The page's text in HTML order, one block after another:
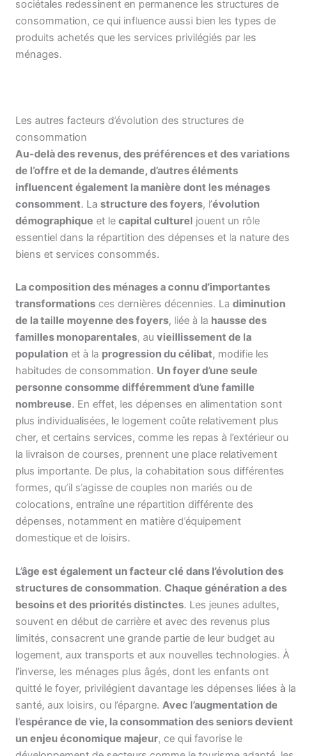
sociétales redessinent en permanence les structures de
consommation, ce qui influence aussi bien les types de
produits achetés que les services privilégiés par les
ménages.
Les autres facteurs d’évolution des structures de
consommation
Au-delà des revenus, des préférences et des variations
de l’offre et de la demande, d’autres éléments
influencent également la manière dont les ménages
consomment. Lastructure des foyers, l’évolution
démographique et lecapital culturel jouent un rôle
essentiel dans la répartition des dépenses et la nature des
biens et services consommés.
La composition des ménages a connu d’importantes
transformations ces dernières décennies. Ladiminution
de la taille moyenne des foyers, liée à la hausse des
familles monoparentales, auvieillissement de la
population et à la progression du célibat, modifie les
habitudes de consommation. Un foyer d’une seule
personne consomme différemment d’une famille
nombreuse. En effet, les dépenses en alimentation sont
plus individualisées, le logement coûte relativement plus
cher, et certains services, comme les repas à l’extérieur ou
la livraison de courses, prennent une place relativement
plus importante. De plus, la cohabitation sous différentes
formes, qu’il s’agisse de couples non mariés ou de
colocations, entraîne une répartition différente des
dépenses, notamment en matière d’équipement
domestique et de loisirs.
L’âge est également un facteur clé dans l’évolution des
structures de consommation.Chaque génération a des
besoins et des priorités distinctes. Les jeunes adultes,
souvent en début de carrière et avec des revenus plus
limités, consacrent une grande partie de leur budget au
logement, aux transports et aux nouvelles technologies. À
l’inverse, les ménages plus âgés, dont les enfants ont
quitté le foyer, privilégient davantage les dépenses liées à la
santé, aux loisirs, ou l’épargne. Avec l’augmentation de
l’espérance de vie, la consommation des seniors devient
un enjeu économique majeur, ce qui favorise le